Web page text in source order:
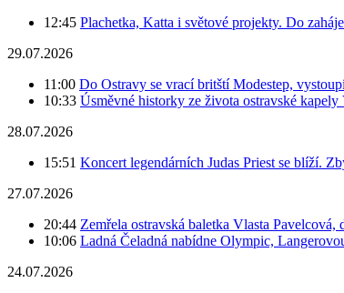
12:45 Plachetka, Katta i světové projekty. Do
29.07.2026
11:00 Do Ostravy se vrací britští Modestep,
10:33 Úsměvné historky ze života ostravské
28.07.2026
15:51 Koncert legendárních Judas Priest se blíží.
27.07.2026
20:44 Zemřela ostravská baletka Vlasta
10:06 Ladná Čeladná nabídne Olympic,
24.07.2026